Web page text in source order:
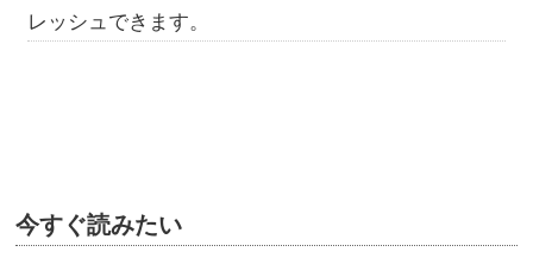
レッシュできます。
今すぐ読みたい